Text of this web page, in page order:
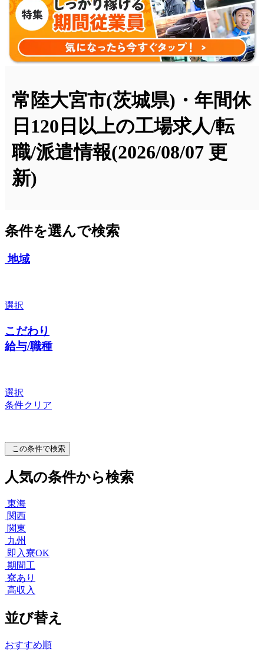
常陸大宮市(茨城県)・年間休
日120日以上の工場求人/転
職/派遣情報(2026/08/07 更
新)
条件を選んで検索
地域
選択
こだわり
給与/職種
選択
条件クリア
この条件で検索
人気の条件から検索
東海
関西
関東
九州
即入寮OK
期間工
寮あり
高収入
並び替え
おすすめ順